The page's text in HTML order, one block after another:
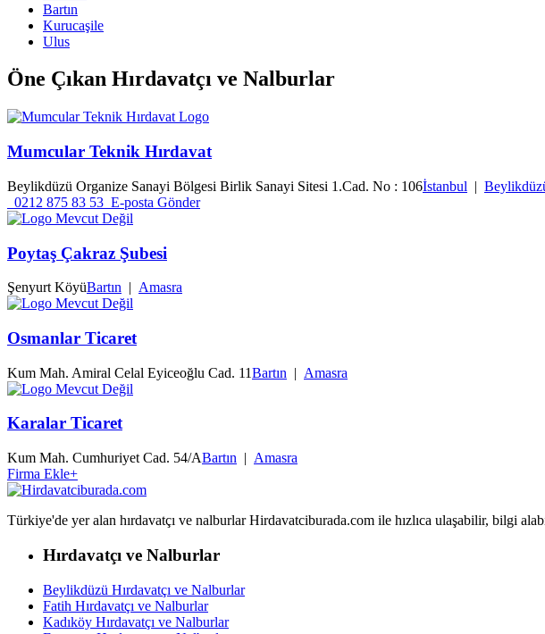
Bartın
Kurucaşile
Ulus
Öne Çıkan Hırdavatçı ve Nalburlar
Mumcular Teknik Hırdavat
Beylikdüzü Organize Sanayi Bölgesi Birlik Sanayi Sitesi 1.Cad. No : 106İstanbul |
0212 875 83 53 E-posta Gönder
Poytaş Çakraz Şubesi
Şenyurt KöyüBartın | Amasra
Osmanlar Ticaret
Kum Mah. Amiral Celal Eyiceoğlu Cad. 11Bartın | Amasra
Karalar Ticaret
Kum Mah. Cumhuriyet Cad. 54/ABartın | Amasra
Firma Ekle+
Türkiye'de yer alan hırdavatçı ve nalburlar Hirdavatciburada.com ile hızlıca ulaşabilir, bilgi
Hırdavatçı ve Nalburlar
Beylikdüzü Hırdavatçı ve Nalburlar
Fatih Hırdavatçı ve Nalburlar
Kadıköy Hırdavatçı ve Nalburlar